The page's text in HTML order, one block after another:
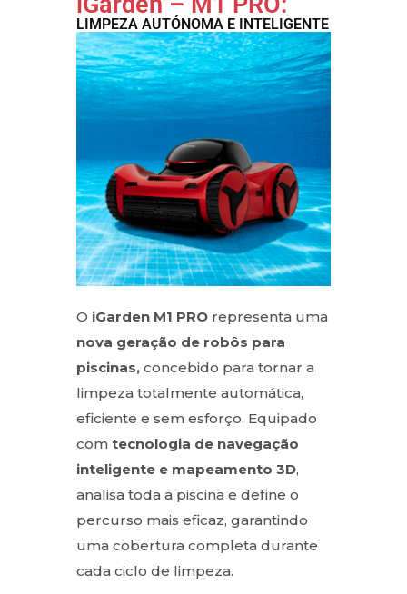
LIMPEZA AUTÓNOMA E INTELIGENTE
O iGarden M1 PRO representa uma
nova geração de robôs para
piscinas, concebido para tornar a
limpeza totalmente automática,
eficiente e sem esforço. Equipado
com tecnologia de navegação
inteligente e mapeamento 3D,
analisa toda a piscina e define o
percurso mais eficaz, garantindo
uma cobertura completa durante
cada ciclo de limpeza.